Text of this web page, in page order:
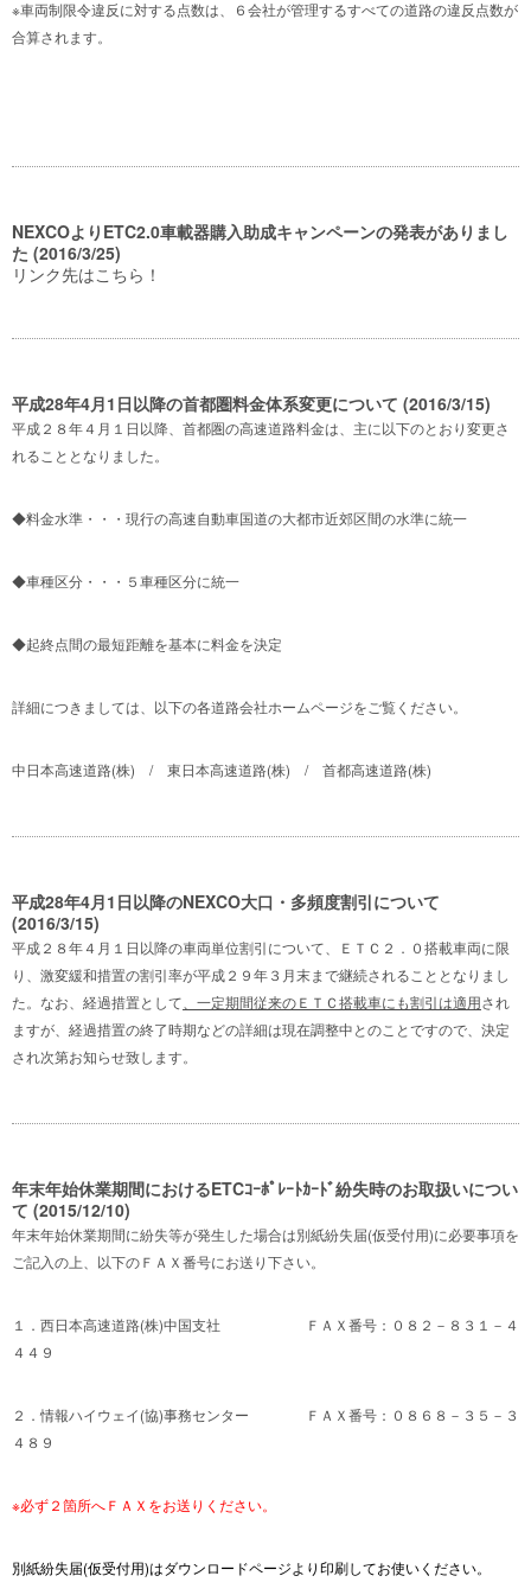
※車両制限令違反に対する点数は、６会社が管理するすべての道路の違反点数が
合算されます。
NEXCOよりETC2.0車載器購入助成キャンペーンの発表がありまし
た (2016/3/25)
リンク先はこちら！
平成28年4月1日以降の首都圏料金体系変更について (2016/3/15)
平成２８年４月１日以降、首都圏の高速道路料金は、主に以下のとおり変更さ
れることとなりました。
◆料金水準・・・現行の高速自動車国道の大都市近郊区間の水準に統一
◆車種区分・・・５車種区分に統一
◆起終点間の最短距離を基本に料金を決定
詳細につきましては、以下の各道路会社ホームページをご覧ください。
中日本高速道路(株) / 東日本高速道路(株) / 首都高速道路(株)
平成28年4月1日以降のNEXCO大口・多頻度割引について
(2016/3/15)
平成２８年４月１日以降の車両単位割引について、ＥＴＣ２．０搭載車両に限
り、激変緩和措置の割引率が平成２９年３月末まで継続されることとなりまし
た。なお、経過措置として 、一定期間従来のＥＴＣ搭載車にも割引は適用され
ますが、経過措置の終了時期などの詳細は現在調整中とのことですので、決定
され次第お知らせ致します。
年末年始休業期間におけるETCｺｰﾎﾟﾚｰﾄｶｰﾄﾞ紛失時のお取扱いについ
て (2015/12/10)
年末年始休業期間に紛失等が発生した場合は別紙紛失届(仮受付用)に必要事項を
ご記入の上、以下のＦＡＸ番号にお送り下さい。
１．西日本高速道路(株)中国支社 ＦＡＸ番号：０８２－８３１－４
４４９
２．情報ハイウェイ(協)事務センター ＦＡＸ番号：０８６８－３５－３
４８９
※必ず２箇所へＦＡＸをお送りください。
別紙紛失届(仮受付用)はダウンロードページより印刷してお使いください。